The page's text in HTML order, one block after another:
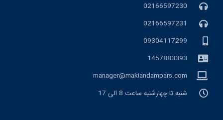
02166597230
02166597231
09304117299
1457883393
manager@makiandampars.com
شنبه تا چهارشنبه ساعت 8 الی 17